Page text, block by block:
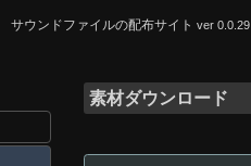
サウンドファイルの配布サイト ver 0.0.29
素材ダウンロード